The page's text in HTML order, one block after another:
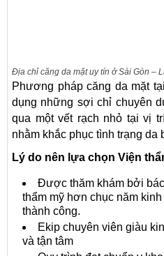
Địa chỉ căng da mặt uy tín ở Sài Gòn –
Phương pháp căng da mặt
dụng những sợi chỉ chuyên
qua một vết rạch nhỏ tại vị
nhằm khắc phục tình trạng da
Lý do nên lựa chọn Viện
Được thăm khám bởi
thẩm mỹ hơn chục năm
thành công.
Ekip chuyên viên giàu
và tận tâm